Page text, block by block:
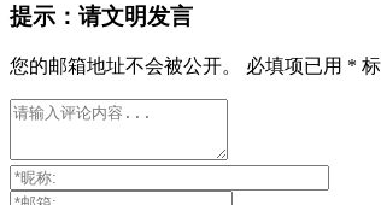
提示：请文明发言
您的邮箱地址不会被公开。 必填项已用 *